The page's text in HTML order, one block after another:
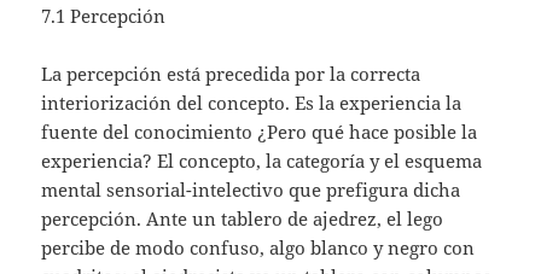
7.1 Percepción
La percepción está precedida por la correcta
interiorización del concepto. Es la experiencia la
fuente del conocimiento ¿Pero qué hace posible la
experiencia? El concepto, la categoría y el esquema
mental sensorial-intelectivo que prefigura dicha
percepción. Ante un tablero de ajedrez, el lego
percibe de modo confuso, algo blanco y negro con